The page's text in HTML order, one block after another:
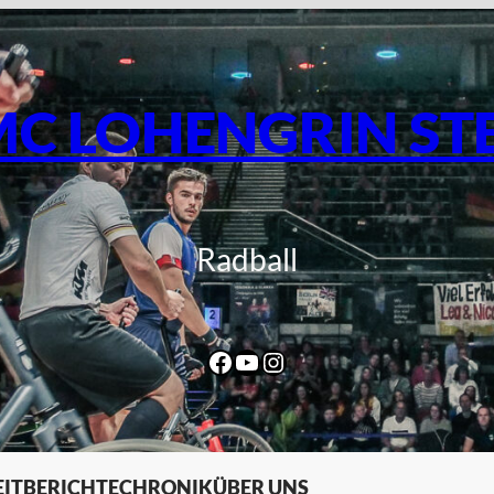
LOHENGRIN
Radball
Facebook
YouTube
Instagram
BERICHTECHRONIKÜBER UNS